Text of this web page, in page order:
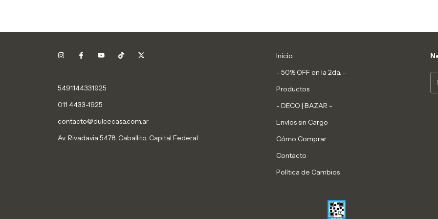
5491144331925
011 4433-1925
contacto@dulcecasa.com.ar
Av. Rivadavia 5478, Caballito, Capital Federal
Inicio
- 50% OFF en la 2da. -
Productos
- DECO | BAZAR -
Envíos sin Cargo
Cómo Comprar
Contacto
Política de Cambios